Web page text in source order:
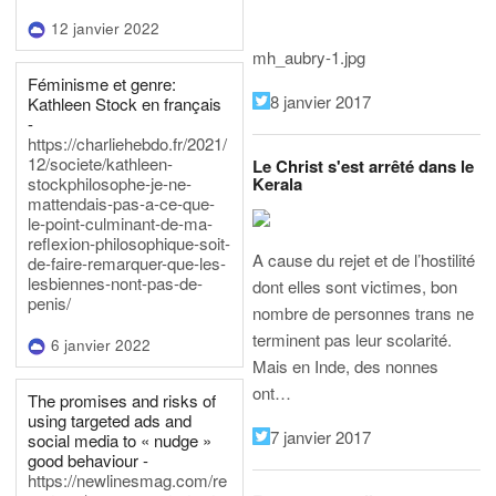
12 janvier 2022
Féminisme et genre:
Kathleen Stock en français
-
https://charliehebdo.fr/2021/
12/societe/kathleen-
stockphilosophe-je-ne-
mattendais-pas-a-ce-que-
le-point-culminant-de-ma-
reflexion-philosophique-soit-
de-faire-remarquer-que-les-
lesbiennes-nont-pas-de-
penis/
6 janvier 2022
The promises and risks of
using targeted ads and
social media to « nudge »
good behaviour -
https://newlinesmag.com/re
mh_aubry-1.jpg
8 janvier 2017
Le Christ s'est arrêté dans le
Kerala
A cause du rejet et de l’hostilité
dont elles sont victimes, bon
nombre de personnes trans ne
terminent pas leur scolarité.
Mais en Inde, des nonnes
ont…
7 janvier 2017